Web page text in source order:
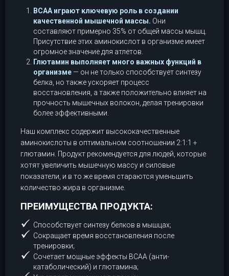
BCAA играют ключевую роль в создании
качественной мышечной массы. Они
составляют примерно 35% от общей массы мышц.
Присутствие этих аминокислот в организме имеет
огромное значение для атлетов.
Глютамин выполняет много важных функций в
организме— он не только способствует синтезу
белка, но также ускоряет процесс
восстановления, а также положительно влияет на
прочность мышечных волокон, делая тренировки
более эффективными.
Наш комплекс содержит высококачественные
аминокислоты в оптимальном соотношении 2:1:1 +
глютамин. Продукт рекомендуется для людей, которые
хотят увеличить мышечную массу и силовые
показатели, и в то же время стараются уменьшить
количество жира в организме.
ПРЕИМУЩЕСТВА ПРОДУКТА:
Способствует синтезу белков в мышцах;
Сокращает время восстановления после
тренировки;
Сочетает мощные эффекты BCAA (анти-
катаболический) и глютамина;